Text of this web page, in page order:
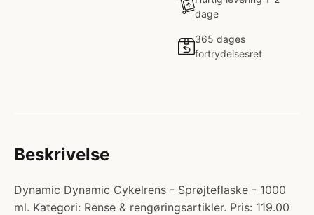
dage
365 dages
fortrydelsesret
Beskrivelse
Dynamic Dynamic Cykelrens - Sprøjteflaske - 1000
ml. Kategori: Rense & rengøringsartikler. Pris: 119.00